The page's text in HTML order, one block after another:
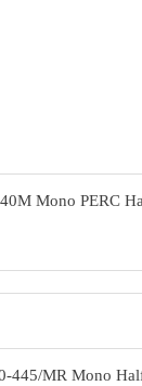
Моno PERC
445/MR Mono